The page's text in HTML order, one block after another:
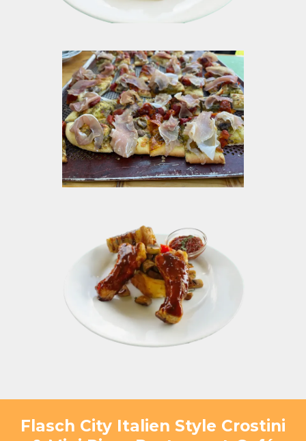
Flasch City Italien Style Crostini